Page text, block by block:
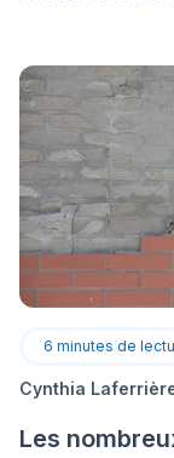
6 minutes de
Cynthia
Les